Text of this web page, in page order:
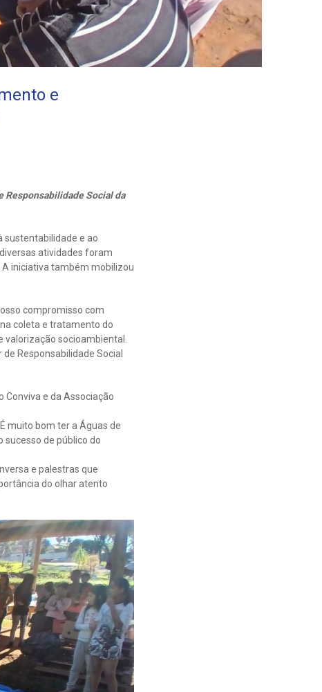
e
Responsabilidade Social da
sustentabilidade e ao
atividades foram
iniciativa também mobilizou
compromisso com
coleta e tratamento do
socioambiental.
Responsabilidade Social
Conviva e da Associação
muito bom ter a Águas de
de público do
e palestras que
do olhar atento